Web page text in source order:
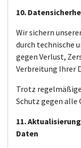
10.
Wir sichern
durch technische
gegen Verlust,
Verbreitung Ihrer
Trotz
Schutz gegen alle
11.
Daten